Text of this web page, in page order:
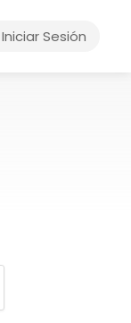
Iniciar Sesión